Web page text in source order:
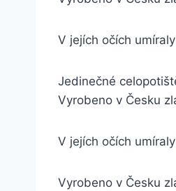
V jejích očích
Jedinečné
Vyrobeno v Česku
V jejích očích
Vyrobeno v Česku